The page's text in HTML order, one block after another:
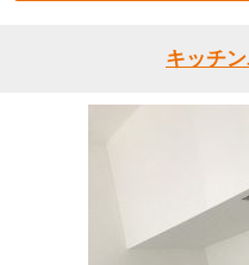
キッチ